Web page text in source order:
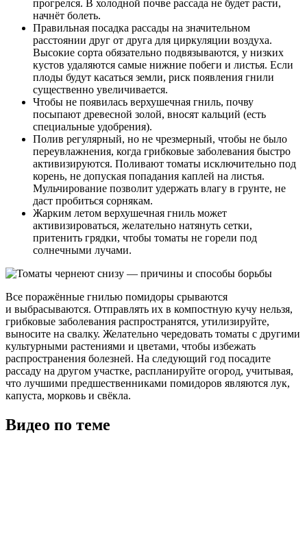
прогрелся. В холодной почве рассада не будет расти,
начнёт болеть.
Правильная посадка рассады на значительном
расстоянии друг от друга для циркуляции воздуха.
Высокие сорта обязательно подвязываются, у низких
кустов удаляются самые нижние побеги и листья. Если
плоды будут касаться земли, риск появления гнили
существенно увеличивается.
Чтобы не появилась верхушечная гниль, почву
посыпают древесной золой, вносят кальций (есть
специальные удобрения).
Полив регулярный, но не чрезмерный, чтобы не было
переувлажнения, когда грибковые заболевания быстро
активизируются. Поливают томаты исключительно под
корень, не допуская попадания каплей на листья.
Мульчирование позволит удержать влагу в грунте, не
даст пробиться сорнякам.
Жарким летом верхушечная гниль может
активизироваться, желательно натянуть сетки,
притенить грядки, чтобы томаты не горели под
солнечными лучами.
Все поражённые гнилью помидоры срываются
и выбрасываются. Отправлять их в компостную кучу нельзя,
грибковые заболевания распространятся, утилизируйте,
выносите на свалку. Желательно чередовать томаты с другими
культурными растениями и цветами, чтобы избежать
распространения болезней. На следующий год посадите
рассаду на другом участке, распланируйте огород, учитывая,
что лучшими предшественниками помидоров являются лук,
капуста, морковь и свёкла.
Видео по теме